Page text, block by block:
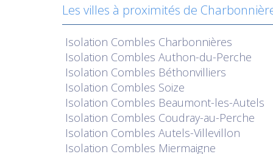
Les villes à proximités de
Isolation Combles Charbonnières
Isolation Combles Authon-du-Perche
Isolation Combles Béthonvilliers
Isolation Combles Soize
Isolation Combles Beaumont-les-Autels
Isolation Combles Coudray-au-Perche
Isolation Combles Autels-Villevillon
Isolation Combles Miermaigne